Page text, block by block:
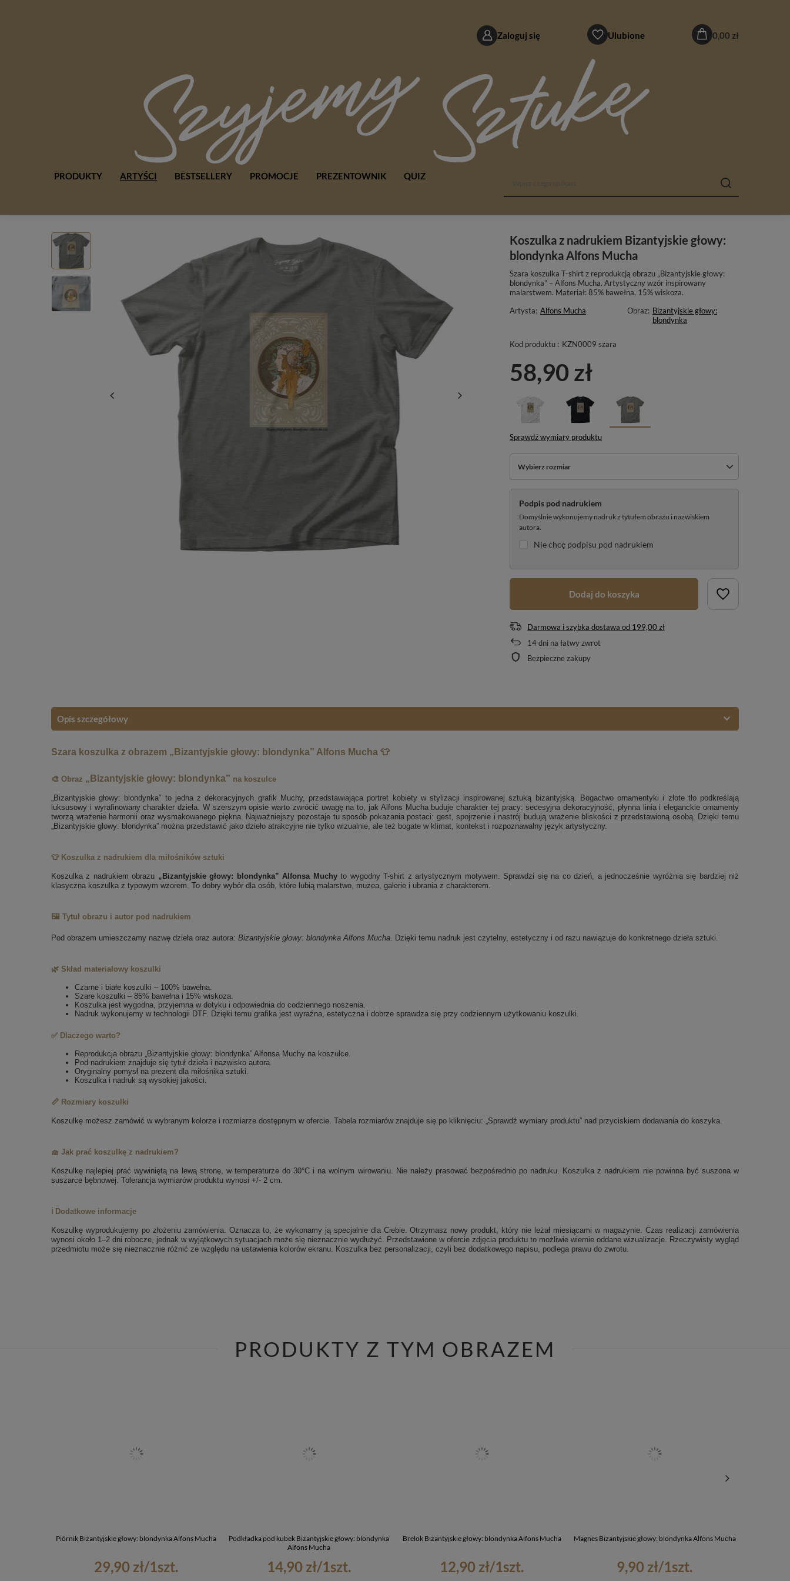
Zaloguj się Ulubione 0,00 zł
PRODUKTY ARTYŚCI BESTSELLERY PROMOCJE PREZENTOWNIK QUIZ
Koszulka z nadrukiem Bizantyjskie głowy:
blondynka Alfons Mucha
Szara koszulka T-shirt z reprodukcją obrazu „Bizantyjskie głowy:
blondynka” – Alfons Mucha. Artystyczny wzór inspirowany
malarstwem. Materiał: 85% bawełna, 15% wiskoza.
Artysta: Alfons Mucha Obraz: Bizantyjskie głowy:
blondynka
Kod produktu : KZN0009 szara
58,90 zł
Sprawdź wymiary produktu
Wybierz rozmiar
Podpis pod nadrukiem
Domyślnie wykonujemy nadruk z tytułem obrazu i nazwiskiem
autora.
Nie chcę podpisu pod nadrukiem
Dodaj do koszyka
Darmowa i szybka dostawa od 199,00 zł
14dni na łatwy zwrot
Bezpieczne zakupy
Opis szczegółowy
Szara koszulka z obrazem „Bizantyjskie głowy: blondynka” Alfons Mucha 👕
🎨 Obraz „Bizantyjskie głowy: blondynka” na koszulce
„Bizantyjskie głowy: blondynka” to jedna z dekoracyjnych grafik Muchy, przedstawiająca portret kobiety w stylizacji inspirowanej sztuką bizantyjską. Bogactwo ornamentyki i złote tło podkreślają
luksusowy i wyrafinowany charakter dzieła. W szerszym opisie warto zwrócić uwagę na to, jak Alfons Mucha buduje charakter tej pracy: secesyjna dekoracyjność, płynna linia i eleganckie ornamenty
tworzą wrażenie harmonii oraz wysmakowanego piękna. Najważniejszy pozostaje tu sposób pokazania postaci: gest, spojrzenie i nastrój budują wrażenie bliskości z przedstawioną osobą. Dzięki temu
„Bizantyjskie głowy: blondynka” można przedstawić jako dzieło atrakcyjne nie tylko wizualnie, ale też bogate w klimat, kontekst i rozpoznawalny język artystyczny.
👕 Koszulka z nadrukiem dla miłośników sztuki
Koszulka z nadrukiem obrazu „Bizantyjskie głowy: blondynka” Alfonsa Muchyto wygodny T-shirt z artystycznym motywem. Sprawdzi się na co dzień, a jednocześnie wyróżnia się bardziej niż
klasyczna koszulka z typowym wzorem. To dobry wybór dla osób, które lubią malarstwo, muzea, galerie i ubrania z charakterem.
🖼️ Tytuł obrazu i autor pod nadrukiem
Pod obrazem umieszczamy nazwę dzieła oraz autora: Bizantyjskie głowy: blondynka Alfons Mucha . Dzięki temu nadruk jest czytelny, estetyczny i od razu nawiązuje do konkretnego dzieła sztuki.
🌿 Skład materiałowy koszulki
Czarne i białe koszulki – 100% bawełna.
Szare koszulki – 85% bawełna i 15% wiskoza.
Koszulka jest wygodna, przyjemna w dotyku i odpowiednia do codziennego noszenia.
Nadruk wykonujemy w technologii DTF. Dzięki temu grafika jest wyraźna, estetyczna i dobrze sprawdza się przy codziennym użytkowaniu koszulki.
✅ Dlaczego warto?
Reprodukcja obrazu „Bizantyjskie głowy: blondynka” Alfonsa Muchy na koszulce.
Pod nadrukiem znajduje się tytuł dzieła i nazwisko autora.
Oryginalny pomysł na prezent dla miłośnika sztuki.
Koszulka i nadruk są wysokiej jakości.
📏 Rozmiary koszulki
Koszulkę możesz zamówić w wybranym kolorze i rozmiarze dostępnym w ofercie. Tabela rozmiarów znajduje się po kliknięciu: „Sprawdź wymiary produktu” nad przyciskiem dodawania do koszyka.
🧺 Jak prać koszulkę z nadrukiem?
Koszulkę najlepiej prać wywiniętą na lewą stronę, w temperaturze do 30°C i na wolnym wirowaniu. Nie należy prasować bezpośrednio po nadruku. Koszulka z nadrukiem nie powinna być suszona w
suszarce bębnowej. Tolerancja wymiarów produktu wynosi +/- 2 cm.
ℹ️ Dodatkowe informacje
Koszulkę wyprodukujemy po złożeniu zamówienia. Oznacza to, że wykonamy ją specjalnie dla Ciebie. Otrzymasz nowy produkt, który nie leżał miesiącami w magazynie. Czas realizacji zamówienia
wynosi około 1–2 dni robocze, jednak w wyjątkowych sytuacjach może się nieznacznie wydłużyć. Przedstawione w ofercie zdjęcia produktu to możliwie wiernie oddane wizualizacje. Rzeczywisty wygląd
przedmiotu może się nieznacznie różnić ze względu na ustawienia kolorów ekranu. Koszulka bez personalizacji, czyli bez dodatkowego napisu, podlega prawu do zwrotu.
PRODUKTY Z TYM OBRAZEM
Piórnik Bizantyjskie głowy: blondynka Alfons Mucha
29,90 zł/1szt.
Podkładka pod kubek Bizantyjskie głowy: blondynka
Alfons Mucha
14,90 zł/1szt.
Brelok Bizantyjskie głowy: blondynka Alfons Mucha
12,90 zł/1szt.
Magnes Bizantyjskie głowy: blondynka Alfons Mucha
9,90 zł/1szt.